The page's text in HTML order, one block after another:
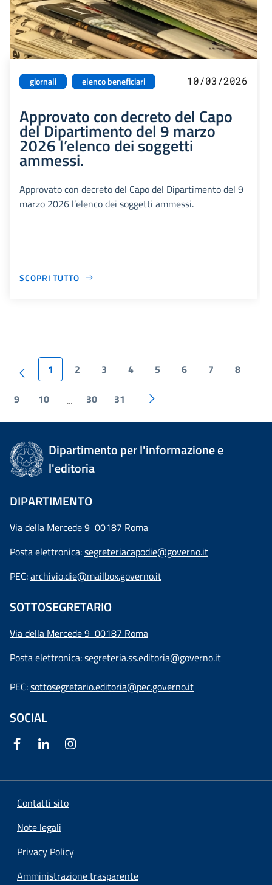
giornali elenco beneficiari 10/03/2026
Approvato con decreto del Capo
del Dipartimento del 9 marzo
2026 l’elenco dei soggetti
ammessi.
Approvato con decreto del Capo del Dipartimento del 9
marzo 2026 l’elenco dei soggetti ammessi.
SCOPRI TUTTO
1 2 3 4 5 6 7 8
9 10 ... 30 31
Dipartimento per l'informazione e
l'editoria
DIPARTIMENTO
Via della Mercede 9 00187 Roma
Posta elettronica:segreteriacapodie@governo.it
PEC:archivio.die@mailbox.governo.it
SOTTOSEGRETARIO
Via della Mercede 9 00187 Roma
Posta elettronica:segreteria.ss.editoria@governo.it
PEC:sottosegretario.editoria@pec.governo.it
SOCIAL
Contatti sito
Note legali
Privacy Policy
Amministrazione trasparente